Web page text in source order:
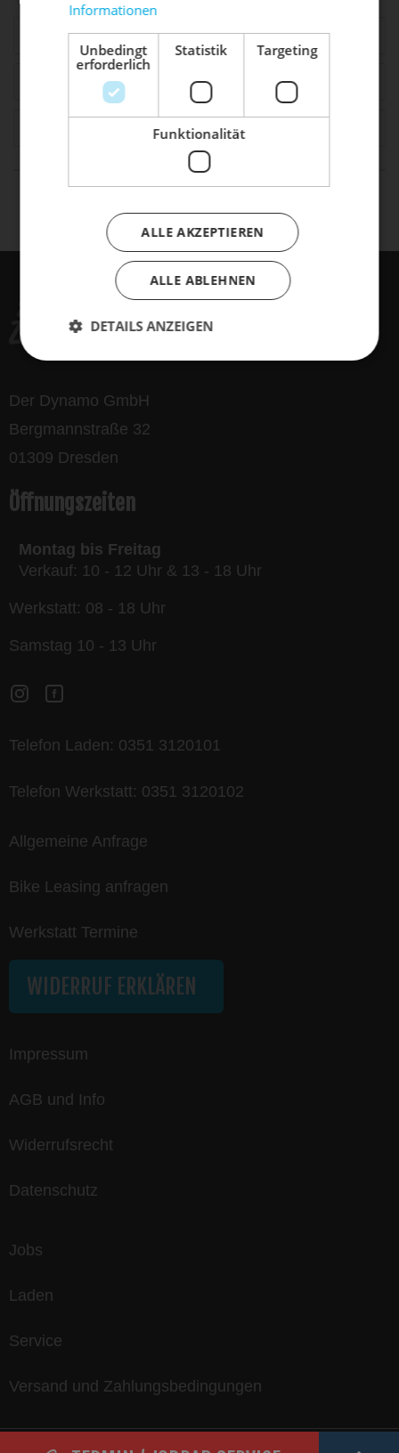
Ähnliche Artikel
2
Kunden haben sich ebenfalls angesehen
Mach dein Bike frühlingsfit - gönn
ihm den Service, den es verdient!
Dein Bike braucht Service, Wartung
oder ein Update?
Buche dir jetzt deinen Termin.
life is too short - to ride shit
bikes
Der Dynamo GmbH
Bergmannstraße 32
01309 Dresden
Öffnungszeiten
Montag bis Freitag
Verkauf: 10 - 12 Uhr & 13 - 18 Uhr
Werkstatt: 08 - 18 Uhr
Samstag 10 - 13 Uhr
Telefon Laden: 0351 3120101
Telefon Werkstatt: 0351 3120102
Allgemeine Anfrage
Bike Leasing anfragen
Werkstatt Termine
WIDERRUF ERKLÄREN
Impressum
AGB und Info
Widerrufsrecht
Datenschutz
Jobs
Laden
Service
Versand und Zahlungsbedingungen
Informationen
Unbedingt
erforderlich
Statistik Targeting
Funktionalität
ALLE AKZEPTIEREN
ALLE ABLEHNEN
DETAILS ANZEIGEN